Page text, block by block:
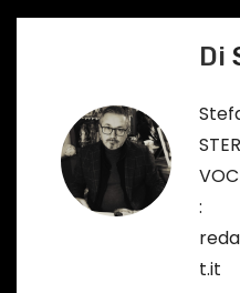
i
Di
:
t.it